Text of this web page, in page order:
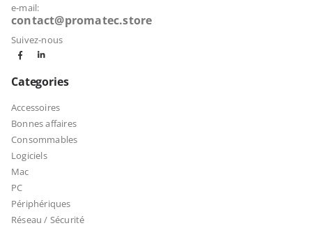
e-mail:
contact@promatec.store
Suivez-nous
Categories
Accessoires
Bonnes affaires
Consommables
Logiciels
Mac
PC
Périphériques
Réseau / Sécurité